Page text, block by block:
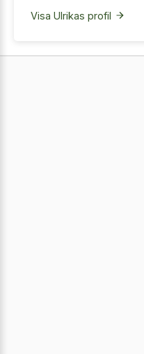
Visa Ulrikas profil